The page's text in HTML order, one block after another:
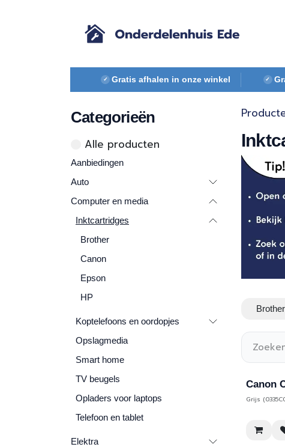
✓ Gratis afhalen in onze winkel ✓
Categorieën
Alle ​​pr​oducten
Aanbiedingen
Auto
Computer en media
Inktcartridges
Brother
Canon
Epson
HP
Koptelefoons en oordopjes
Opslagmedia
Smart home
TV beugels
Opladers voor laptops
Telefoon en tablet
Elektra
Brother
Canon
Grijs